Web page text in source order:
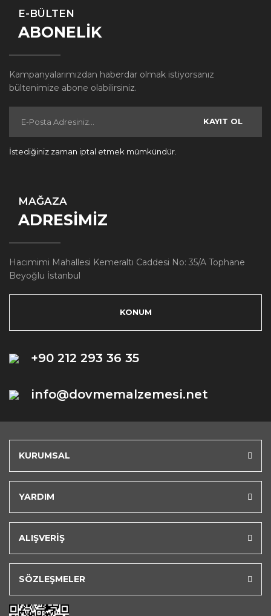
E-BÜLTEN
ABONELİK
Kampanyalarımızdan haberdar olmak istiyorsanız
bültenimize abone olabilirsiniz.
KAYIT OL
İstediğiniz zaman iptal etmek mümkündür.
MAĞAZA
ADRESİMİZ
Hacımimi Mahallesi Kemeraltı Caddesi No: 35/A Tophane
Beyoğlu İstanbul
KONUM
+90 212 293 36 35
info@dovmemalzemesi.net
KURUMSAL
YARDIM
ALIŞVERİŞ
SÖZLEŞMELER